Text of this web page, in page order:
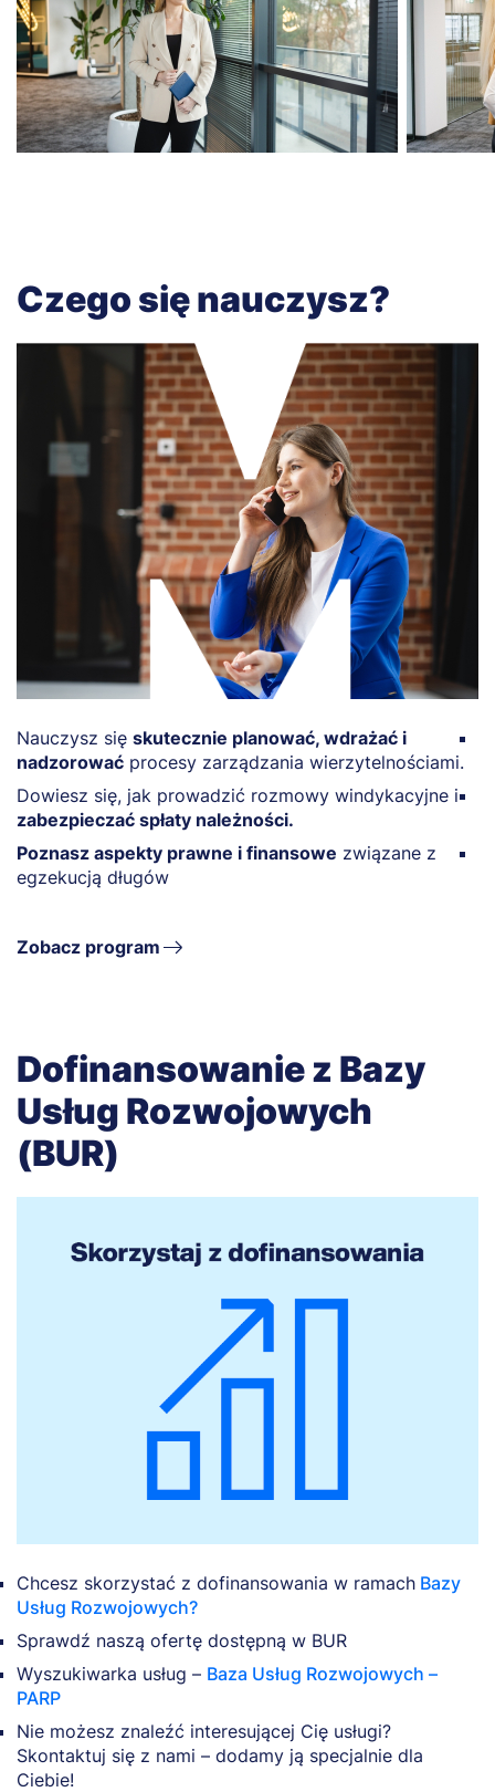
Czego się nauczysz?
Nauczysz się skutecznie planować, wdrażać i
nadzorować procesy zarządzania wierzytelnościami.
Dowiesz się, jak prowadzić rozmowy windykacyjne i
zabezpieczać spłaty należności.
Poznasz aspekty prawne i finansowe związane z
egzekucją długów
Zobacz program
Dofinansowanie z Bazy
Usług Rozwojowych
(BUR)
Chcesz skorzystać z dofinansowania w ramach Bazy
Usług Rozwojowych?
Sprawdź naszą ofertę dostępną w BUR
Wyszukiwarka usług – Baza Usług Rozwojowych –
PARP
Nie możesz znaleźć interesującej Cię usługi?
Skontaktuj się z nami – dodamy ją specjalnie dla
Ciebie!